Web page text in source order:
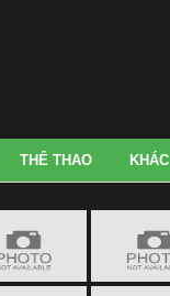
THỂ THAO KHÁC